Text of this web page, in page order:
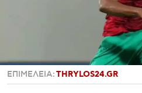
ΕΠΙΜΕΛΕΙΑ:THRYLOS24.GR